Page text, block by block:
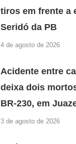
tiros em frente a
Seridó da PB
4 de agosto de 2026
Acidente entre
deixa dois
BR-230, em
3 de agosto de 2026